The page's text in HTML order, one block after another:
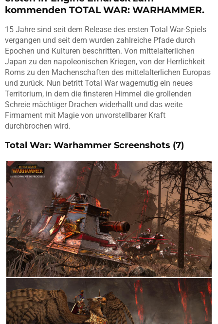
kommenden TOTAL WAR: WARHAMMER.
15 Jahre sind seit dem Release des ersten Total War-Spiels
vergangen und seit dem wurden zahlreiche Pfade durch
Epochen und Kulturen beschritten. Von mittelalterlichen
Japan zu den napoleonischen Kriegen, von der Herrlichkeit
Roms zu den Machenschaften des mittelalterlichen Europas
und zurück. Nun betritt Total War wagemutig ein neues
Territorium, in dem die finsteren Himmel die grollenden
Schreie mächtiger Drachen widerhallt und das weite
Firmament mit Magie von unvorstellbarer Kraft
durchbrochen wird.
Total War: Warhammer Screenshots (7)